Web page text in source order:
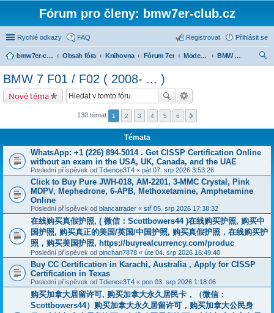
Fórum pro členy: bmw7er-club.cz
Rychlé odkazy FAQ Přihlásit se
Registrovat
bmw7er-club.cz Obsah fóra Knihovna Fórum 7er Modely BMW 7er
BMW 7 F01 / F02 ( 2008- ... )
BMW 7 F01 / F02 ( 2008- ... )
Nové téma
130 témat 1 2 3 4 5 6
Témata
WhatsApp: +1 (226) 894-5014​ . Get CISSP Certification Online
without an exam in the USA, UK, Canada, and the UAE
Poslední příspěvek od Tdience3T4 « pát 07. srp 2026 3:53:26
Click to Buy Pure JWH-018, AM-2201, 3-MMC Crystal, Pink
MDPV, Mephedrone, 6-APB, Methoxetamine, Amphetamine
Online
Poslední příspěvek od blancatrader « stř 05. srp 2026 17:38:32
在线购买真假护照, ( 微信：Scottbowers44 )在线购买护照, 购买中
国护照, 购买真正的美国/英国/中国护照, 购买真假护照，在线购买护
照，购买美国护照, https://buyrealcurrency.com/produc
Poslední příspěvek od pinchan7878 « úte 04. srp 2026 16:49:40
Buy CC Certification in Karachi, Australia , Apply for CISSP
Certification in Texas
Poslední příspěvek od Tdience3T4 « pon 03. srp 2026 1:18:06
购买加拿大居留许可, 购买加拿大永久居民卡，（微信：
Scottbowers44）购买加拿大永久居留许可，购买加拿大公民身